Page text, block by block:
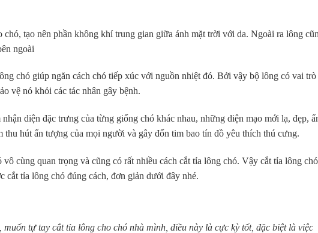
chó, tạo nên phần không khí trung gian giữa ánh mặt trời với da. Ngoài ra lông
ngoài
chó giúp ngăn cách chó tiếp xúc với nguồn nhiệt đó. Bởi vậy bộ lông có vai trò
vệ nó khỏi các tác nhân gây bệnh.
diện đặc trưng của từng giống chó khác nhau, những diện mạo mới lạ, đẹp,
thu hút ấn tượng của mọi người và gây đốn tim bao tín đồ yêu thích thú cưng.
cùng quan trọng và cũng có rất nhiều cách cắt tỉa lông chó. Vậy cắt tỉa lông
cắt tỉa lông chó đúng cách, đơn giản dưới đây nhé.
tự tay cắt tỉa lông cho chó nhà mình, điều này là cực kỳ tốt, đặc biệt là việc